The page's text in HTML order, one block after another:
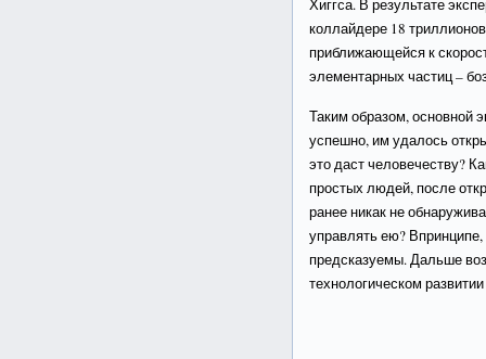
Хиггса. В результате
коллайдере 18
приближающейся к
элементарных частиц –
Таким образом, основной
успешно, им удалось
это даст человечеству?
простых людей, после
ранее никак не
управлять ею?
предсказуемы. Дальше
технологическом